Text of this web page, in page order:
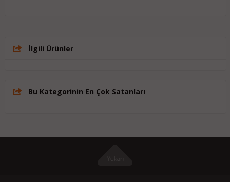
İlgili Ürünler
Bu Kategorinin En Çok Satanları